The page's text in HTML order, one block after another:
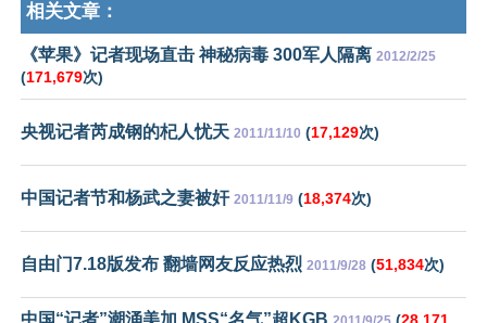
相关文章：
《苹果》记者现场直击 神秘病毒 300军人隔离 2012/2/25
(171,679次)
央视记者芮成钢的杞人忧天 2011/11/10 (17,129次)
中国记者节和杨武之妻被奸 2011/11/9 (18,374次)
自由门7.18版发布 翻墙网友反应热烈 2011/9/28 (51,834次)
中国“记者”潮涌美加 MSS“名气”超KGB